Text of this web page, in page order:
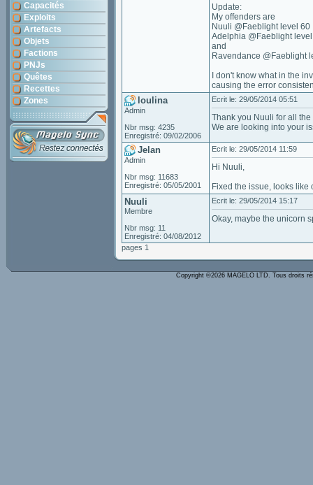
Capacités
Exploits
Artefacts
Objets
Factions
PNJs
Quêtes
Recettes
Zones
Update:
My offenders are
Nuuli @Faeblight level 60
Adelphia @Faeblight
and
Ravendance @Faeblight
I don't know what in the
causing the error
loulina
Admin
Nbr msg: 4235
Enregistré: 09/02/2006
Ecrit le: 29/05/2014 05:51
Thank you Nuuli for all
We are looking into your
Jelan
Admin
Nbr msg: 11683
Enregistré: 05/05/2001
Ecrit le: 29/05/2014 11:59
Hi Nuuli,
Fixed the issue, looks
Nuuli
Membre
Nbr msg: 11
Enregistré: 04/08/2012
Ecrit le: 29/05/2014 15:17
Okay, maybe the unicorn
pages 1
Copyright ©2026 MAGELO LTD. Tous droits